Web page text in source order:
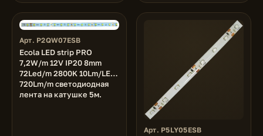
Арт. P2QW07ESB
Ecola LED strip PRO
7,2W/m 12V IP20 8mm
72Led/m 2800K 10Lm/LED
720Lm/m светодиодная
лента на катушке 5м.
Арт. P5LY05ESB